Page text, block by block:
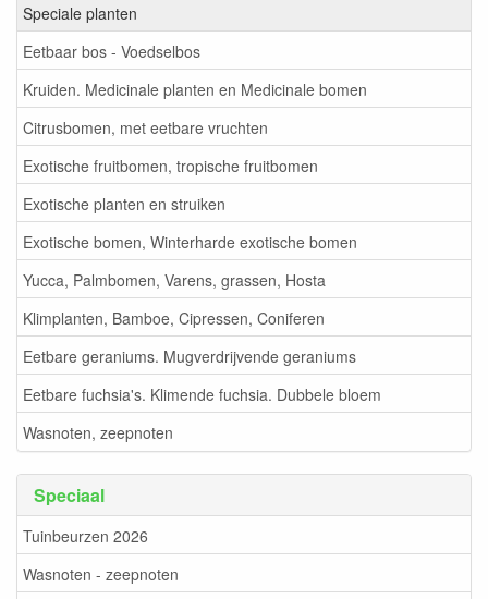
Speciale planten
Eetbaar bos - Voedselbos
Kruiden. Medicinale planten en Medicinale bomen
Citrusbomen, met eetbare vruchten
Exotische fruitbomen, tropische fruitbomen
Exotische planten en struiken
Exotische bomen, Winterharde exotische bomen
Yucca, Palmbomen, Varens, grassen, Hosta
Klimplanten, Bamboe, Cipressen, Coniferen
Eetbare geraniums. Mugverdrijvende geraniums
Eetbare fuchsia's. Klimende fuchsia. Dubbele bloem
Wasnoten, zeepnoten
Speciaal
Tuinbeurzen 2026
Wasnoten - zeepnoten